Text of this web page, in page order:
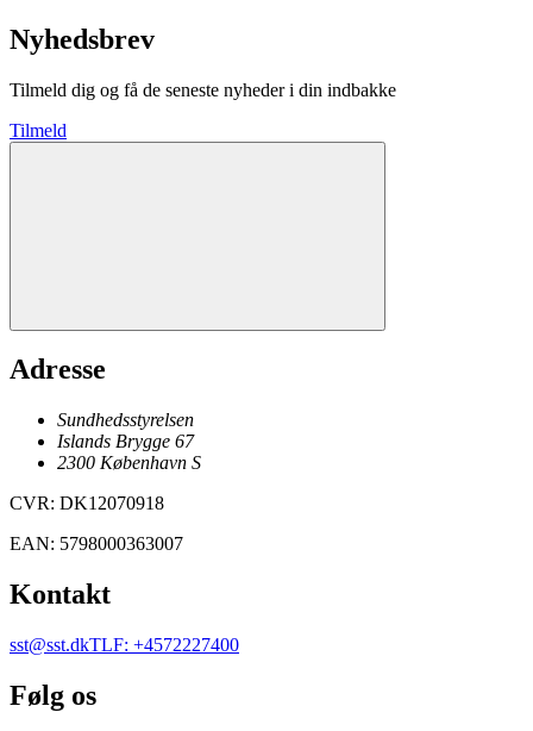
Nyhedsbrev
Tilmeld dig og få de seneste nyheder i din indbakke
Tilmeld
Adresse
Sundhedsstyrelsen
Islands Brygge 67
2300 København S
CVR: DK12070918
EAN: 5798000363007
Kontakt
sst@sst.dkTLF: +4572227400
Følg os